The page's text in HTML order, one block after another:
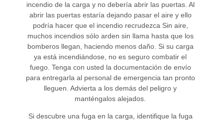
incendio de la carga y no debería abrir las puertas. Al
abrir las puertas estaría dejando pasar el aire y ello
podría hacer que el incendio recrudezca Sin aire,
muchos incendios sólo arden sin llama hasta que los
bomberos llegan, haciendo menos daño. Si su carga
ya está incendiándose, no es seguro combatir el
fuego. Tenga con usted la documentación de envío
para entregarla al personal de emergencia tan pronto
lleguen. Advierta a los demás del peligro y
manténgalos alejados.
Si descubre una fuga en la carga, identifique la fuga